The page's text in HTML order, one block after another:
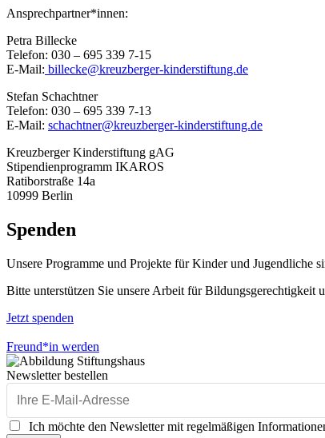
Ansprechpartner*innen:
Petra Billecke
Telefon: 030 – 695 339 7-15
E-Mail: billecke@kreuzberger-kinderstiftung.de
Stefan Schachtner
Telefon: 030 – 695 339 7-13
E-Mail: schachtner@kreuzberger-kinderstiftung.de
Kreuzberger Kinderstiftung gAG
Stipendienprogramm IKAROS
Ratiborstraße 14a
10999 Berlin
Spenden
Unsere Programme und Projekte für Kinder und Jugendliche
Bitte unterstützen Sie unsere Arbeit für Bildungsgerechtigkeit
Jetzt spenden
Freund*in werden
Newsletter bestellen
Ich möchte den Newsletter mit regelmäßigen